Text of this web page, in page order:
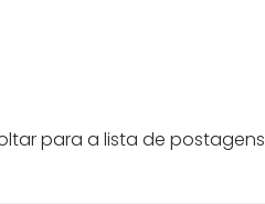
para a lista de postagens